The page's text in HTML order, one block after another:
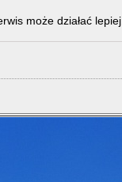
może działać lepiej.